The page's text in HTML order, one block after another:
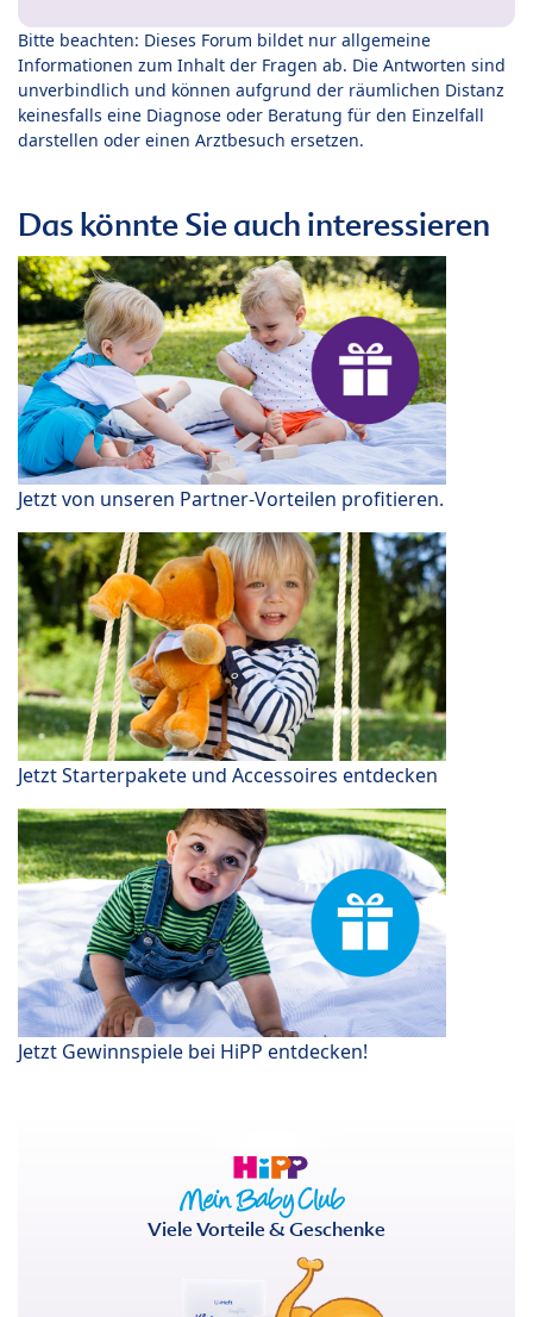
Bitte beachten: Dieses Forum bildet nur allgemeine
Informationen zum Inhalt der Fragen ab. Die Antworten sind
unverbindlich und können aufgrund der räumlichen Distanz
keinesfalls eine Diagnose oder Beratung für den Einzelfall
darstellen oder einen Arztbesuch ersetzen.
Das könnte Sie auch interessieren
Jetzt von unseren Partner-Vorteilen profitieren.
Jetzt Starterpakete und Accessoires entdecken
Jetzt Gewinnspiele bei HiPP entdecken!
Viele Vorteile & Geschenke